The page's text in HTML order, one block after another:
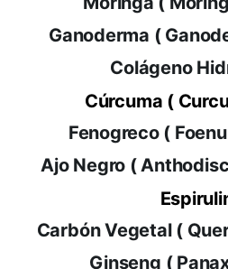
Colágeno
Cúrcuma (
Fenogreco (
Ajo Negro (
Carbón Vegetal (
Ginseng (